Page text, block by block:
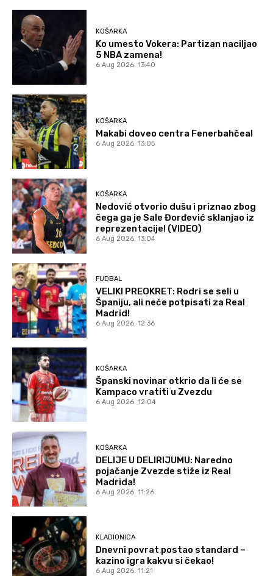
KOŠARKA
Ko umesto Vokera: Partizan naciljao
5 NBA zamena!
6 Aug 2026. 13:40
KOŠARKA
Makabi doveo centra Fenerbahčea!
6 Aug 2026. 13:05
KOŠARKA
Nedović otvorio dušu i priznao zbog
čega ga je Sale Đorđević sklanjao iz
reprezentacije! (VIDEO)
6 Aug 2026. 13:04
FUDBAL
VELIKI PREOKRET: Rodri se seli u
Španiju, ali neće potpisati za Real
Madrid!
6 Aug 2026. 12:36
KOŠARKA
Španski novinar otkrio da li će se
Kampaco vratiti u Zvezdu
6 Aug 2026. 12:04
KOŠARKA
DELIJE U DELIRIJUMU: Naredno
pojačanje Zvezde stiže iz Real
Madrida!
6 Aug 2026. 11:26
KLADIONICA
Dnevni povrat postao standard –
kazino igra kakvu si čekao!
6 Aug 2026. 11:21